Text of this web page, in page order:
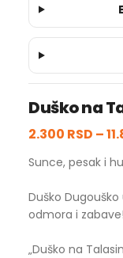
Duško na
2.300 RSD –
Sunce, pesak i
Duško
odmora i
„Duško na